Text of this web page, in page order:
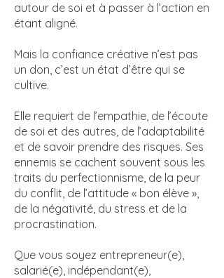
autour de soi et à passer à l’action en
étant aligné.
Mais la confiance créative n’est pas
un don, c’est un état d’être qui se
cultive.
Elle requiert de l’empathie, de l’écoute
de soi et des autres, de l’adaptabilité
et de savoir prendre des risques. Ses
ennemis se cachent souvent sous les
traits du perfectionnisme, de la peur
du conflit, de l’attitude « bon élève »,
de la négativité, du stress et de la
procrastination.
Que vous soyez entrepreneur(e),
salarié(e), indépendant(e),